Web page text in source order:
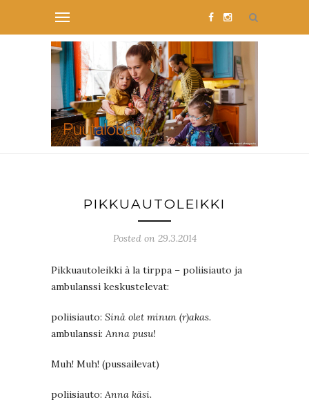
PIKKUAUTOLEIKKI
Posted on 29.3.2014
Pikkuautoleikki à la tirppa – poliisiauto ja
ambulanssi keskustelevat:
poliisiauto: Sinä olet minun (r)akas.
ambulanssi: Anna pusu!
Muh! Muh! (pussailevat)
poliisiauto: Anna käsi.